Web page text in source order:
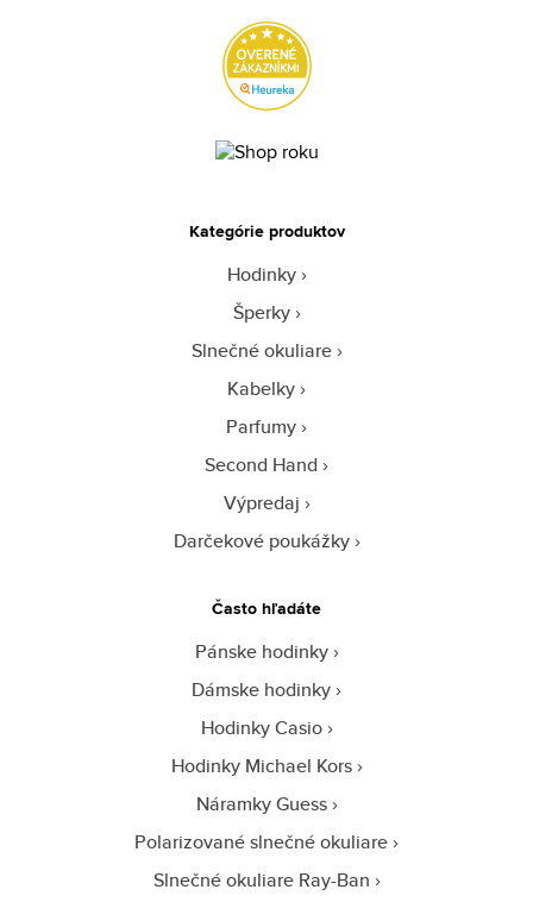
Kategórie produktov
Hodinky
Šperky
Slnečné okuliare
Kabelky
Parfumy
Second Hand
Výpredaj
Darčekové poukážky
Často hľadáte
Pánske hodinky
Dámske hodinky
Hodinky Casio
Hodinky Michael Kors
Náramky Guess
Polarizované slnečné okuliare
Slnečné okuliare Ray-Ban